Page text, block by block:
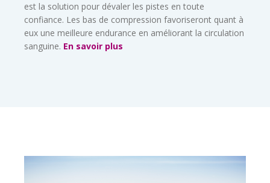
est la solution pour dévaler les pistes en toute
confiance. Les bas de compression favoriseront quant à
eux une meilleure endurance en améliorant la circulation
sanguine. En savoir plus